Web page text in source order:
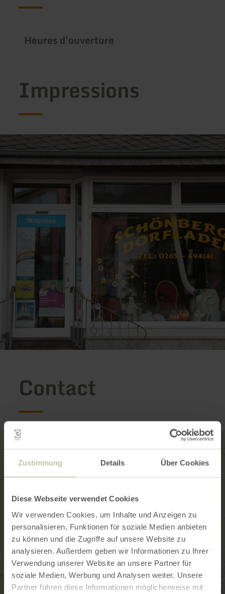
Zustimmung Details Über Cookies
Diese Webseite verwendet Cookies
Wir verwenden Cookies, um Inhalte und Anzeigen zu
personalisieren, Funktionen für soziale Medien anbieten
zu können und die Zugriffe auf unsere Website zu
analysieren. Außerdem geben wir Informationen zu Ihrer
Verwendung unserer Website an unsere Partner für
soziale Medien, Werbung und Analysen weiter. Unsere
Partner führen diese Informationen möglicherweise mit
Heures d'ouverture
Impressions
Contact